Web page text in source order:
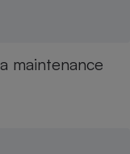
maintenance